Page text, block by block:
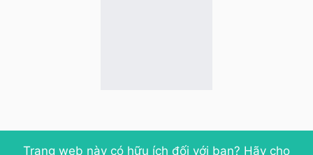
Trang web này có hữu ích đối với bạn? Hãy cho